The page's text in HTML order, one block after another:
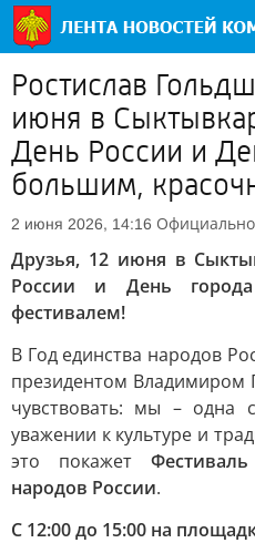
Ростислав
июня в
День России и
большим,
2 июня 2026, 14:16 Официально
Друзья, 12 июня в
России и День
фестивалем!
В Год единства народов
президентом
чувствовать: мы –
уважении к культуре и
это покажет
народов России.
С 12:00 до 15:00 на